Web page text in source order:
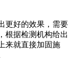
更好的效果，需要
根据检测机构给出
来就直接加固施